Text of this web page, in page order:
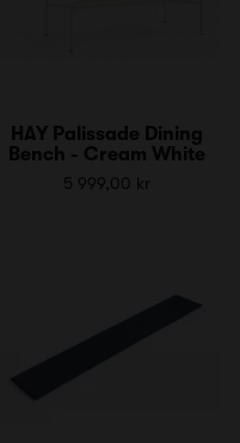
HAY Palissade Dining
Bench - Cream White
5 999,00 kr